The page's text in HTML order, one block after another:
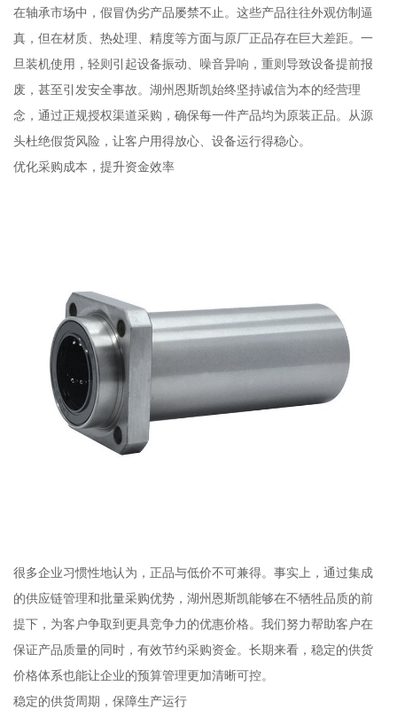
在轴承市场中，假冒伪劣产品屡禁不止。这些产品往往外观仿制逼
真，但在材质、热处理、精度等方面与原厂正品存在巨大差距。一
旦装机使用，轻则引起设备振动、噪音异响，重则导致设备提前报
废，甚至引发安全事故。湖州恩斯凯始终坚持诚信为本的经营理
念，通过正规授权渠道采购，确保每一件产品均为原装正品。从源
头杜绝假货风险，让客户用得放心、设备运行得稳心。
优化采购成本，提升资金效率
很多企业习惯性地认为，正品与低价不可兼得。事实上，通过集成
的供应链管理和批量采购优势，湖州恩斯凯能够在不牺牲品质的前
提下，为客户争取到更具竞争力的优惠价格。我们努力帮助客户在
保证产品质量的同时，有效节约采购资金。长期来看，稳定的供货
价格体系也能让企业的预算管理更加清晰可控。
稳定的供货周期，保障生产运行